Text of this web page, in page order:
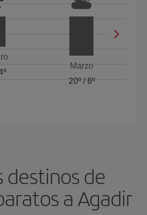
Marzo
20º/ 6º
destinos de
a Agadir